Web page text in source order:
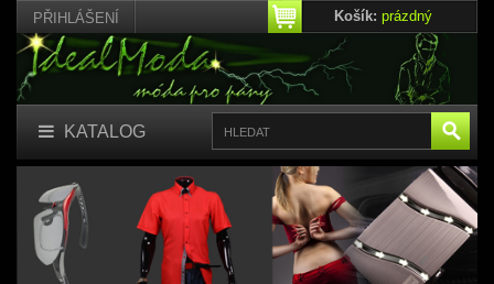
PŘIHLÁŠENÍ Košík: prázdný
KATALOG